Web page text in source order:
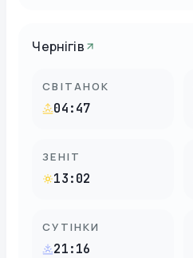
Чернігів
СВІТАНОК
04:47
ЗЕНІТ
13:02
СУТІНКИ
21:16